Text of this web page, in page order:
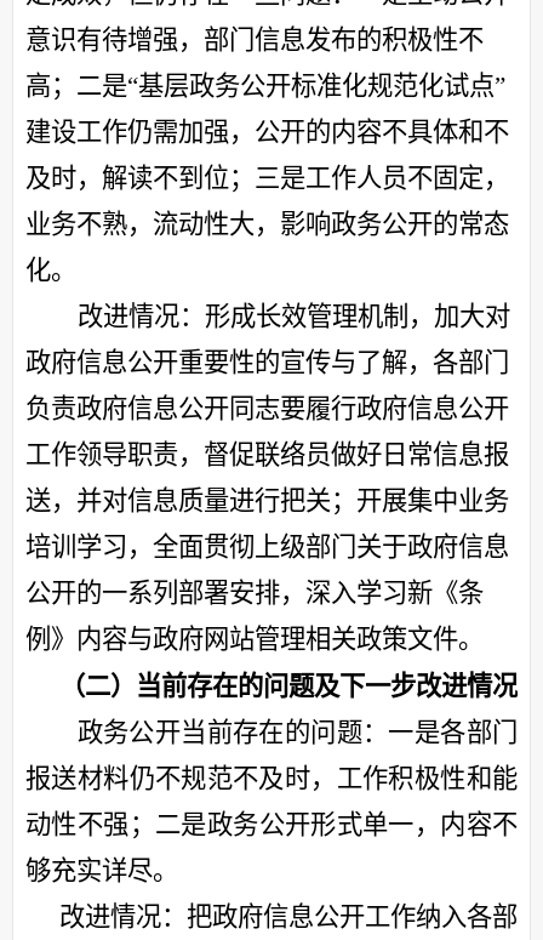
意识有待增强，部门信息发布的积极性不
高；二是“基层政务公开标准化规范化试点”
建设工作仍需加强，公开的内容不具体和不
及时，解读不到位；三是工作人员不固定，
业务不熟，流动性大，影响政务公开的常态
化。
改进情况：形成长效管理机制，加大对
政府信息公开重要性的宣传与了解，各部门
负责政府信息公开同志要履行政府信息公开
工作领导职责，督促联络员做好日常信息报
送，并对信息质量进行把关；开展集中业务
培训学习，全面贯彻上级部门关于政府信息
公开的一系列部署安排，深入学习新《条
例》内容与政府网站管理相关政策文件。
（二）当前存在的问题及下一步改进情况
政务公开当前存在的问题：一是各部门
报送材料仍不规范不及时，工作积极性和能
动性不强；二是政务公开形式单一，内容不
够充实详尽。
改进情况：把政府信息公开工作纳入各部